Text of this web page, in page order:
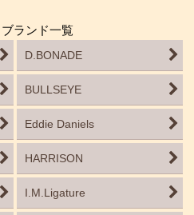
ランド一覧
D.BONADE
BULLSEYE
Eddie Daniels
HARRISON
I.M.Ligature